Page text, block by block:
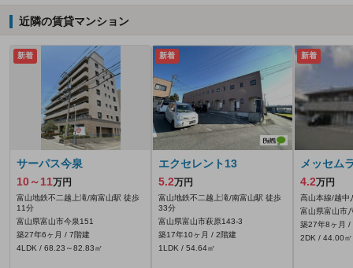
近隣の賃貸マンション
新着
サーパス今泉
10～11万円
富山地鉄不二越上滝/南富山駅 徒歩
11分
富山県富山市今泉151
築27年6ヶ月 / 7階建
4LDK / 68.23～82.83㎡
新着
エクセレント13
5.2万円
富山地鉄不二越上滝/南富山駅 徒歩
33分
富山県富山市萩原143‐3
築17年10ヶ月 / 2階建
1LDK / 54.64㎡
新着
メッセム
4.2万円
高山本線/越中
富山県富山市
築27年8ヶ月 /
2DK / 44.00㎡